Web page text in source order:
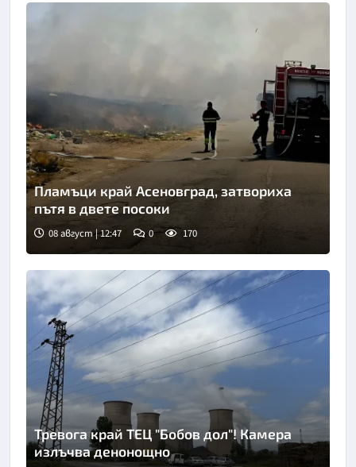
Снимка: БНТ
Пламъци край Асеновград, затвориха
пътя в двете посоки
08 август | 12:47 0 170
Тревога край ТЕЦ "Бобов дол"! Камера
излъчва денонощно